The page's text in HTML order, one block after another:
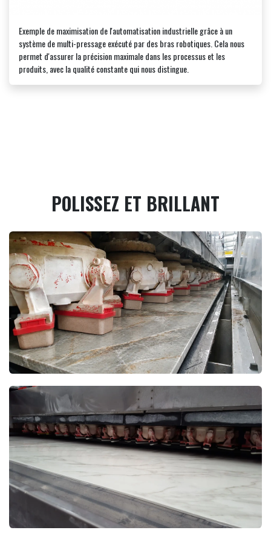
Exemple de maximisation de l'automatisation industrielle grâce à un
système de multi-pressage exécuté par des bras robotiques. Cela nous
permet d'assurer la précision maximale dans les processus et les
produits, avec la qualité constante qui nous distingue.
POLISSEZ ET BRILLANT